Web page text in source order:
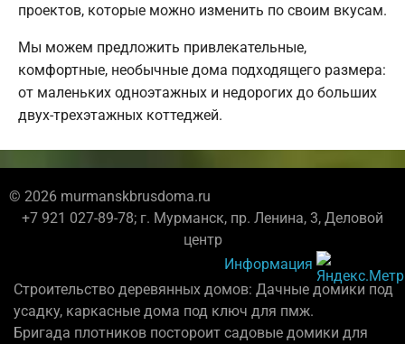
проектов, которые можно изменить по своим вкусам.
Мы можем предложить привлекательные,
комфортные, необычные дома подходящего размера:
от маленьких одноэтажных и недорогих до больших
двух-трехэтажных коттеджей.
© 2026 murmanskbrusdoma.ru
+7 921 027-89-78; г. Мурманск, пр. Ленина, 3, Деловой
центр
Информация
Строительство деревянных домов: Дачные домики под
усадку, каркасные дома под ключ для пмж.
Бригада плотников постороит садовые домики для